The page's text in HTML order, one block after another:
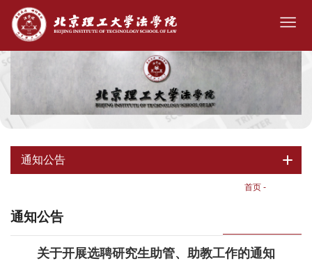
通知公告
首页 -
通知公告
关于开展选聘研究生助管、助教工作的通知